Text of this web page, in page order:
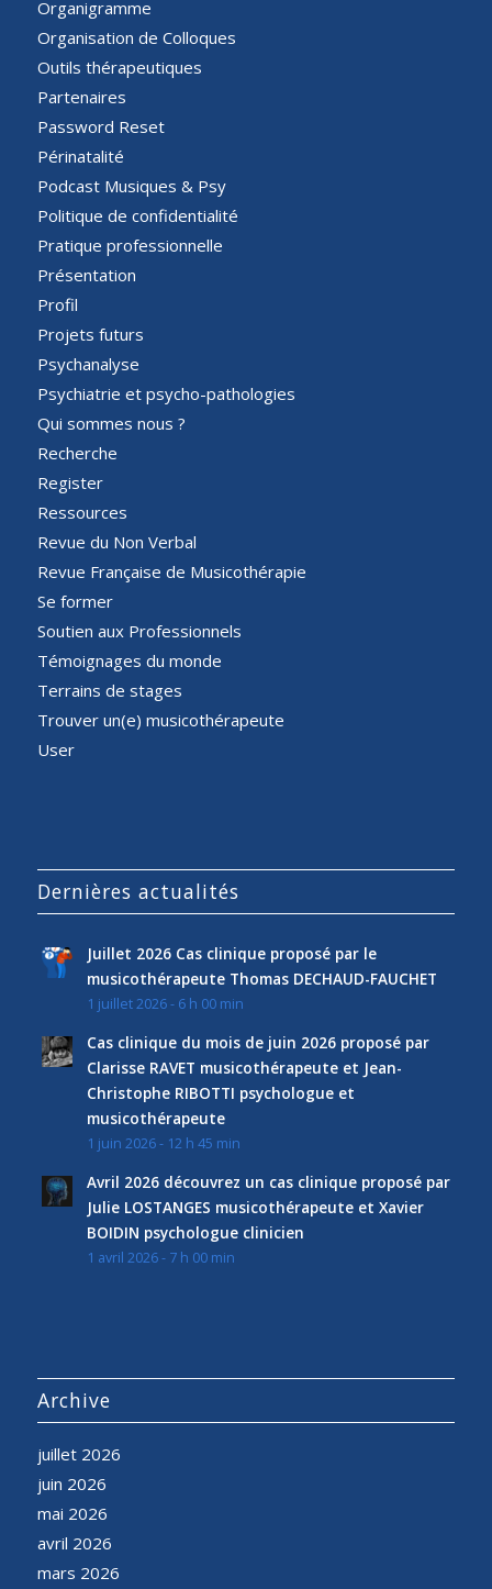
Organigramme
Organisation de Colloques
Outils thérapeutiques
Partenaires
Password Reset
Périnatalité
Podcast Musiques & Psy
Politique de confidentialité
Pratique professionnelle
Présentation
Profil
Projets futurs
Psychanalyse
Psychiatrie et psycho-pathologies
Qui sommes nous ?
Recherche
Register
Ressources
Revue du Non Verbal
Revue Française de Musicothérapie
Se former
Soutien aux Professionnels
Témoignages du monde
Terrains de stages
Trouver un(e) musicothérapeute
User
Dernières actualités
Juillet 2026 Cas clinique proposé par le
musicothérapeute Thomas DECHAUD-FAUCHET
1 juillet 2026 - 6 h 00 min
Cas clinique du mois de juin 2026 proposé par
Clarisse RAVET musicothérapeute et Jean-
Christophe RIBOTTI psychologue et
musicothérapeute
1 juin 2026 - 12 h 45 min
Avril 2026 découvrez un cas clinique proposé par
Julie LOSTANGES musicothérapeute et Xavier
BOIDIN psychologue clinicien
1 avril 2026 - 7 h 00 min
Archive
juillet 2026
juin 2026
mai 2026
avril 2026
mars 2026